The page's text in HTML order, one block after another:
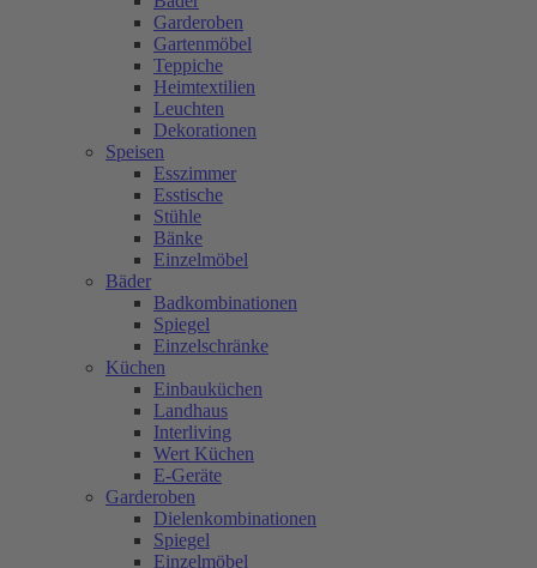
Garderoben
Gartenmöbel
Teppiche
Heimtextilien
Leuchten
Dekorationen
Speisen
Esszimmer
Esstische
Stühle
Bänke
Einzelmöbel
Bäder
Badkombinationen
Spiegel
Einzelschränke
Küchen
Einbauküchen
Landhaus
Interliving
Wert Küchen
E-Geräte
Garderoben
Dielenkombinationen
Spiegel
Einzelmöbel